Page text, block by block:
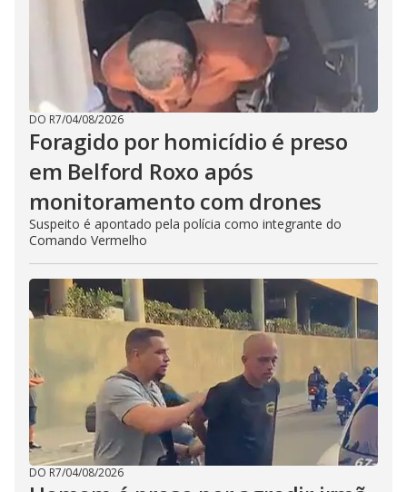
DO R7/04/08/2026
Foragido por homicídio é preso
em Belford Roxo após
monitoramento com drones
Suspeito é apontado pela polícia como integrante do
Comando Vermelho
DO R7/04/08/2026